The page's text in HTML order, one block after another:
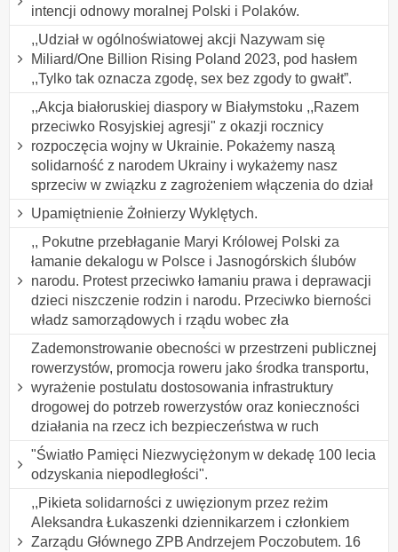
intencji odnowy moralnej Polski i Polaków.
,,Udział w ogólnoświatowej akcji Nazywam się
Miliard/One Billion Rising Poland 2023, pod hasłem
,,Tylko tak oznacza zgodę, sex bez zgody to gwałt”.
,,Akcja białoruskiej diaspory w Białymstoku ,,Razem
przeciwko Rosyjskiej agresji" z okazji rocznicy
rozpoczęcia wojny w Ukrainie. Pokażemy naszą
solidarność z narodem Ukrainy i wykażemy nasz
sprzeciw w związku z zagrożeniem włączenia do dział
Upamiętnienie Żołnierzy Wyklętych.
,, Pokutne przebłaganie Maryi Królowej Polski za
łamanie dekalogu w Polsce i Jasnogórskich ślubów
narodu. Protest przeciwko łamaniu prawa i deprawacji
dzieci niszczenie rodzin i narodu. Przeciwko bierności
władz samorządowych i rządu wobec zła
Zademonstrowanie obecności w przestrzeni publicznej
rowerzystów, promocja roweru jako środka transportu,
wyrażenie postulatu dostosowania infrastruktury
drogowej do potrzeb rowerzystów oraz konieczności
działania na rzecz ich bezpieczeństwa w ruch
"Światło Pamięci Niezwyciężonym w dekadę 100 lecia
odzyskania niepodległości".
,,Pikieta solidarności z uwięzionym przez reżim
Aleksandra Łukaszenki dziennikarzem i członkiem
Zarządu Głównego ZPB Andrzejem Poczobutem. 16